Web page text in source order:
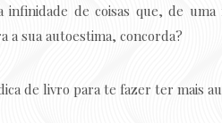
infinidade de coisas que, de
a sua autoestima, concorda?
de livro para te fazer ter mais